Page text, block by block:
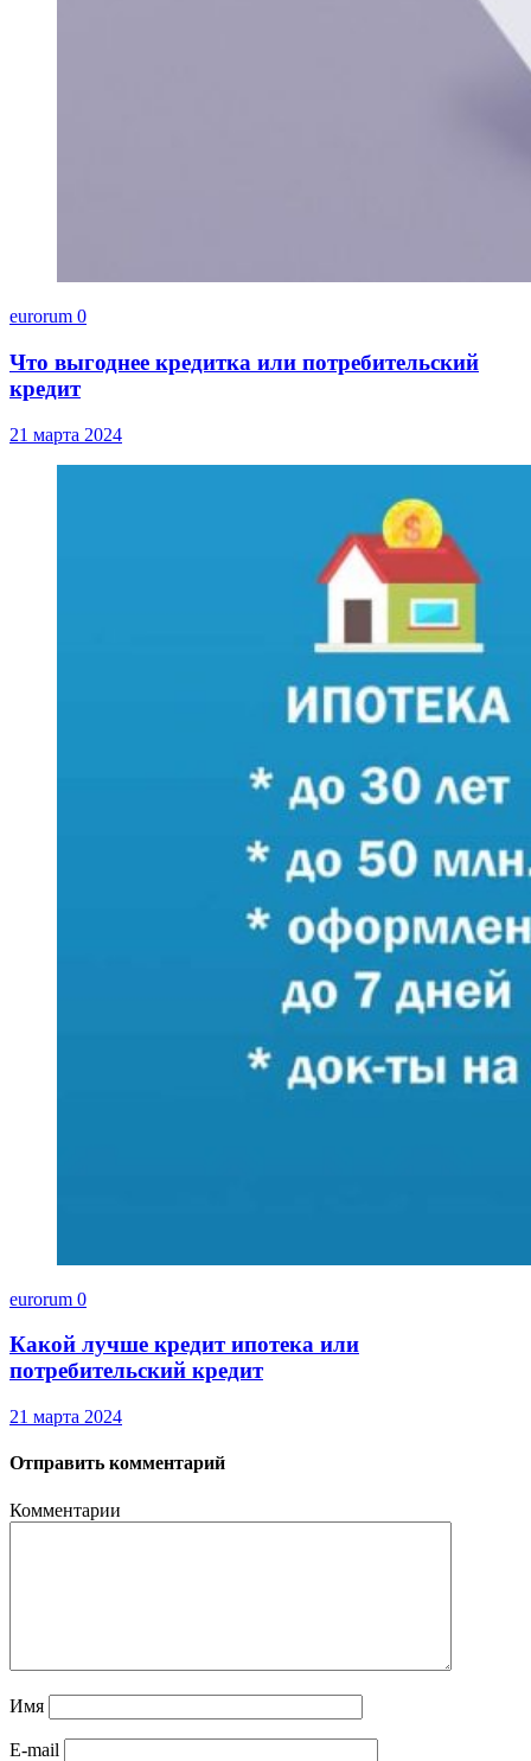
eurorum 0
Что выгоднее кредитка или потребительский
кредит
21 марта 2024
eurorum 0
Какой лучше кредит ипотека или
потребительский кредит
21 марта 2024
Отправить комментарий
Комментарии
Имя
E-mail